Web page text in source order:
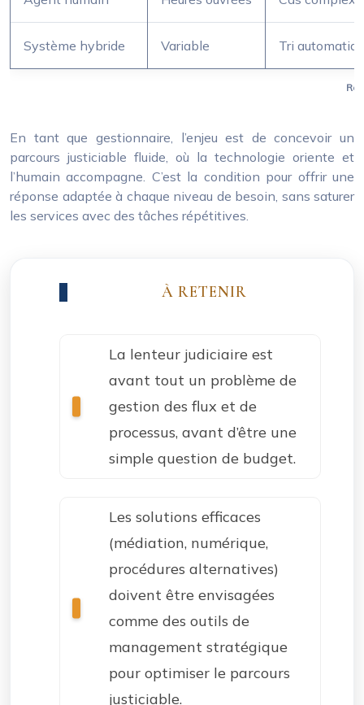
Système hybride Variable Tri
En tant que gestionnaire, l’enjeu est de concevoir un
parcours justiciable fluide, où la technologie oriente et
l’humain accompagne. C’est la condition pour offrir une
réponse adaptée à chaque niveau de besoin, sans saturer
les services avec des tâches répétitives.
À RETENIR
La lenteur judiciaire est
avant tout un problème de
gestion des flux et de
processus, avant d’être une
simple question de budget.
Les solutions efficaces
(médiation, numérique,
procédures alternatives)
doivent être envisagées
comme des outils de
management stratégique
pour optimiser le parcours
justiciable.